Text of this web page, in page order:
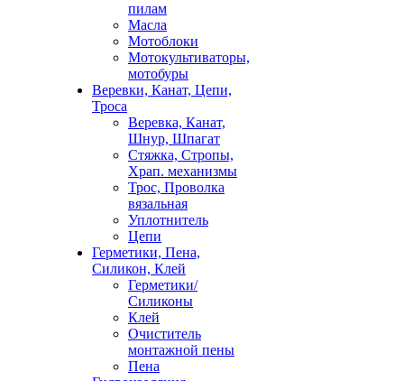
пилам
Масла
Мотоблоки
Мотокультиваторы,
мотобуры
Веревки, Канат, Цепи,
Троса
Веревка, Канат,
Шнур, Шпагат
Стяжка, Стропы,
Храп. механизмы
Трос, Проволка
вязальная
Уплотнитель
Цепи
Герметики, Пена,
Силикон, Клей
Герметики/
Силиконы
Клей
Очиститель
монтажной пены
Пена